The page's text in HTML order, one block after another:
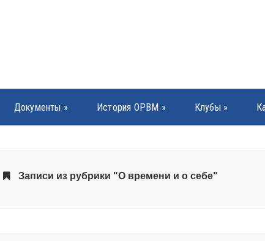
Документы » История ОРВМ » Клубы »
Записи из рубрики "О времени и о себе"